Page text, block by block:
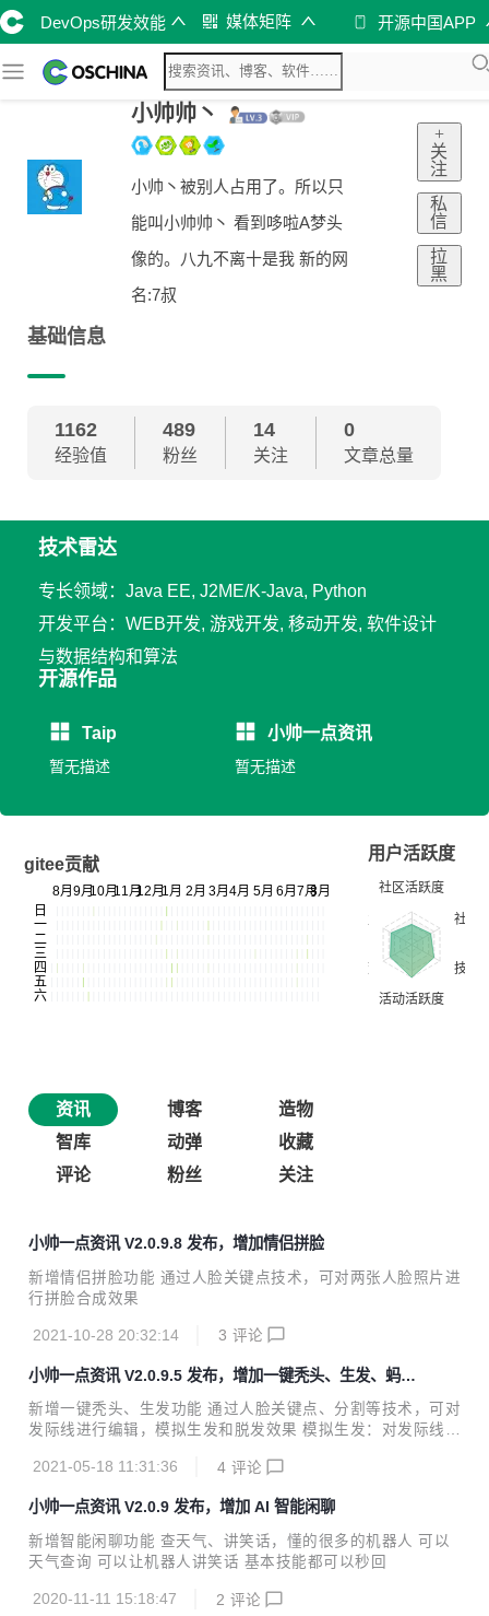
DevOps研发效能 媒体矩阵 开源中国APP
小帅帅丶
小帅丶被别人占用了。所以只
能叫小帅帅丶 看到哆啦A梦头
像的。八九不离十是我 新的网
名:7叔
+
关
注
私
信
拉
黑
基础信息
1162
经验值
489
粉丝
14
关注
0
文章总量
技术雷达
专长领域：Java EE, J2ME/K-Java, Python
开发平台：WEB开发, 游戏开发, 移动开发, 软件设计
与数据结构和算法
开源作品
Taip
暂无描述
小帅一点资讯
暂无描述
gitee贡献
用户活跃度
资讯 博客
造物
智库
动弹
收藏
评论
粉丝 关注
小帅一点资讯 V2.0.9.8 发布，增加情侣拼脸
新增情侣拼脸功能 通过人脸关键点技术，可对两张人脸照片进
行拼脸合成效果
2021-10-28 20:32:14 3 评论
小帅一点资讯 V2.0.9.5 发布，增加一键秃头、生发、蚂蚁
呀嘿、虚拟主播
新增一键秃头、生发功能 通过人脸关键点、分割等技术，可对
发际线进行编辑，模拟生发和脱发效果 模拟生发：对发际线进
作，模拟脱发效果 新增人脸驱动(蚂蚁呀嘿)、虚拟主播功能
可用视频中人物的表情驱动静态照片，生成视频，让静态的照
片变得鲜活生动，可用于制作各种趣味视频及个性表情包 表情
迁移：将视频中的人脸表情迁移至静态照片中 唇形迁移：将视
仅需文字输入，即可快速生成虚拟主播播报视频，口型适配度
2021-05-18 11:31:36 4 评论
小帅一点资讯 V2.0.9 发布，增加 AI 智能闲聊
新增智能闲聊功能 查天气、讲笑话，懂的很多的机器人 可以
天气查询 可以让机器人讲笑话 基本技能都可以秒回
2020-11-11 15:18:47 2 评论